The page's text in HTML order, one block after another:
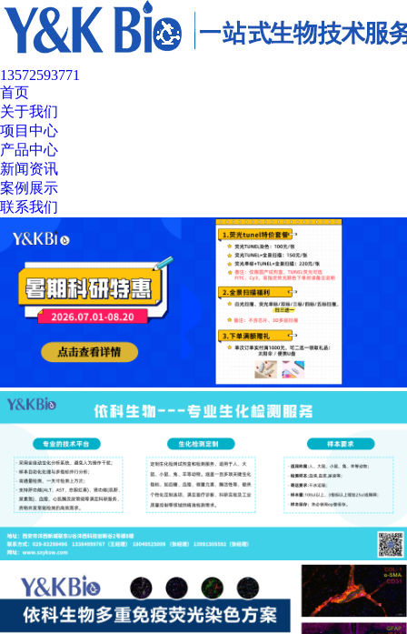
13572593771
首页
关于我们
项目中心
产品中心
新闻资讯
案例展示
联系我们